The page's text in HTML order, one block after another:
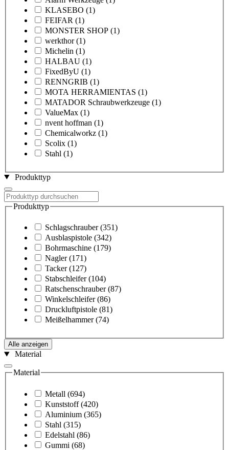
KLASEBO (1)
FEIFAR (1)
MONSTER SHOP (1)
werkthor (1)
Michelin (1)
HALBAU (1)
FixedByU (1)
RENNGRIB (1)
MOTA HERRAMIENTAS (1)
MATADOR Schraubwerkzeuge (1)
ValueMax (1)
nvent hoffman (1)
Chemicalworkz (1)
Scolix (1)
Stahl (1)
Produkttyp
Produkttyp
Schlagschrauber (351)
Ausblaspistole (342)
Bohrmaschine (179)
Nagler (171)
Tacker (127)
Stabschleifer (104)
Ratschenschrauber (87)
Winkelschleifer (86)
Druckluftpistole (81)
Meißelhammer (74)
Alle anzeigen
Material
Material
Metall (694)
Kunststoff (420)
Aluminium (365)
Stahl (315)
Edelstahl (86)
Gummi (68)